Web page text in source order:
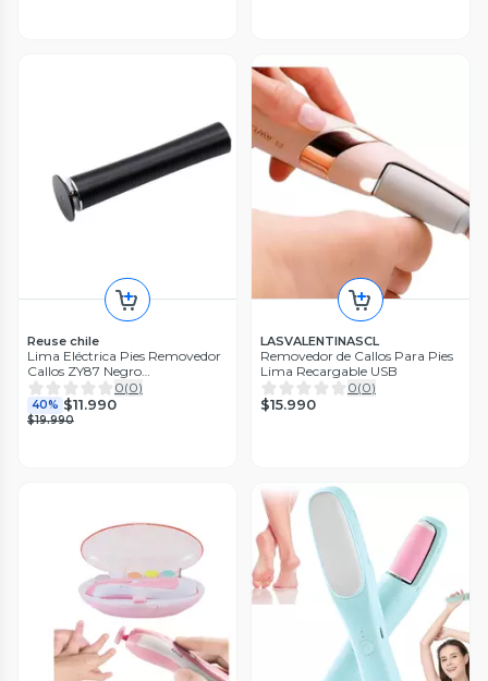
Reuse chile
Lima Eléctrica Pies Removedor
Callos ZY87 Negro
Reacondicionada Garantía 12
Meses Reuse Chile
0(0)
40% $11.990
$19.990
LASVALENTINASCL
Removedor de Callos Para Pies
Lima Recargable USB
0(0)
$15.990